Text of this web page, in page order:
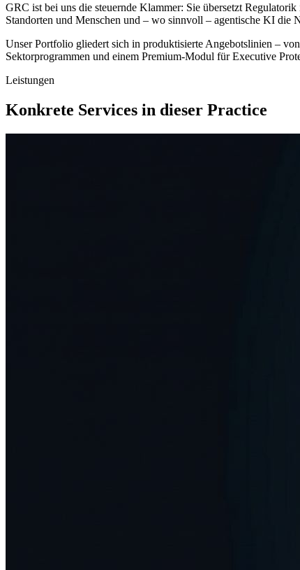
GRC ist bei uns die steuernde Klammer: Sie übersetzt
Standorten und Menschen und – wo sinnvoll – agentische KI die
Unser Portfolio gliedert sich in produktisierte Angebotslinien –
Sektorprogrammen und einem Premium-Modul für Executive
Leistungen
Konkrete Services in dieser Practice